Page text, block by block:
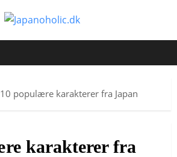
10 populære karakterer fra Japan
karakterer fra